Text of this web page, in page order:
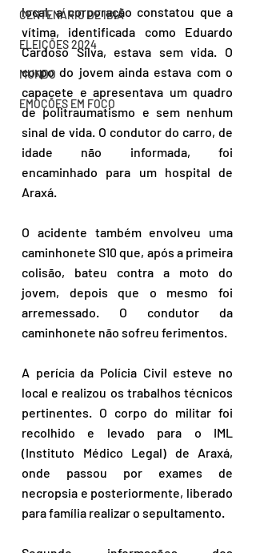
CENTENÁRIO DE IBIÁ
ELEIÇÕES 2024
MUNDO
EMOÇÕES EM FOCO
local, a corporação constatou que a
vítima, identificada como Eduardo
Cardoso Silva, estava sem vida. O
corpo do jovem ainda estava com o
capacete e apresentava um quadro
de politraumatismo e sem nenhum
sinal de vida. O condutor do carro, de
idade não informada, foi
encaminhado para um hospital de
Araxá.
O acidente também envolveu uma
caminhonete S10 que, após a primeira
colisão, bateu contra a moto do
jovem, depois que o mesmo foi
arremessado. O condutor da
caminhonete não sofreu ferimentos.
A perícia da Polícia Civil esteve no
local e realizou os trabalhos técnicos
pertinentes. O corpo do militar foi
recolhido e levado para o IML
(Instituto Médico Legal) de Araxá,
onde passou por exames de
necropsia e posteriormente, liberado
para família realizar o sepultamento.